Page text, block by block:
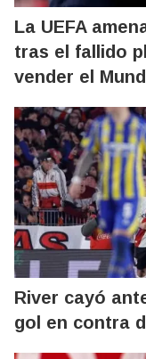
La UEFA
tras el fallido
vender el
River cayó
gol en contra